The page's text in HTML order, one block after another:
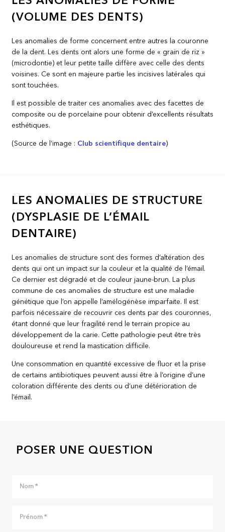
(VOLUME DES DENTS)
Les anomalies de forme concernent entre autres la couronne
de la dent. Les dents ont alors une forme de « grain de riz »
(microdontie) et leur petite taille diffère avec celle des dents
voisines. Ce sont en majeure partie les incisives latérales qui
sont touchées.
Il est possible de traiter ces anomalies avec des facettes de
composite ou de porcelaine pour obtenir d’excellents résultats
esthétiques.
(Source de l’image : Club scientifique dentaire)
LES ANOMALIES DE STRUCTURE
(DYSPLASIE DE L’ÉMAIL
DENTAIRE)
Les anomalies de structure sont des formes d’altération des
dents qui ont un impact sur la couleur et la qualité de l’émail.
Ce dernier est dégradé et de couleur jaune-brun. La plus
commune de ces anomalies de structure est une maladie
génétique que l’on appelle l’amélogénèse imparfaite. Il est
parfois nécessaire de recouvrir ces dents par des couronnes,
étant donné que leur fragilité rend le terrain propice au
développement de la carie. Cette pathologie peut être très
douloureuse et rend la mastication difficile.
Une consommation en quantité excessive de fluor et la prise
de certains antibiotiques peuvent aussi être à l’origine d’une
coloration différente des dents ou d’une détérioration de
l’émail.
POSER UNE QUESTION